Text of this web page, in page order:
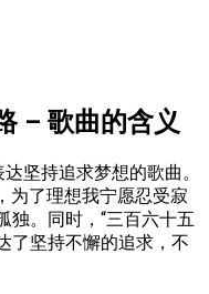
– 歌曲的含义
坚持追求梦想的歌曲。
为了理想我宁愿忍受寂
独。同时，“三百六十五
了坚持不懈的追求，不